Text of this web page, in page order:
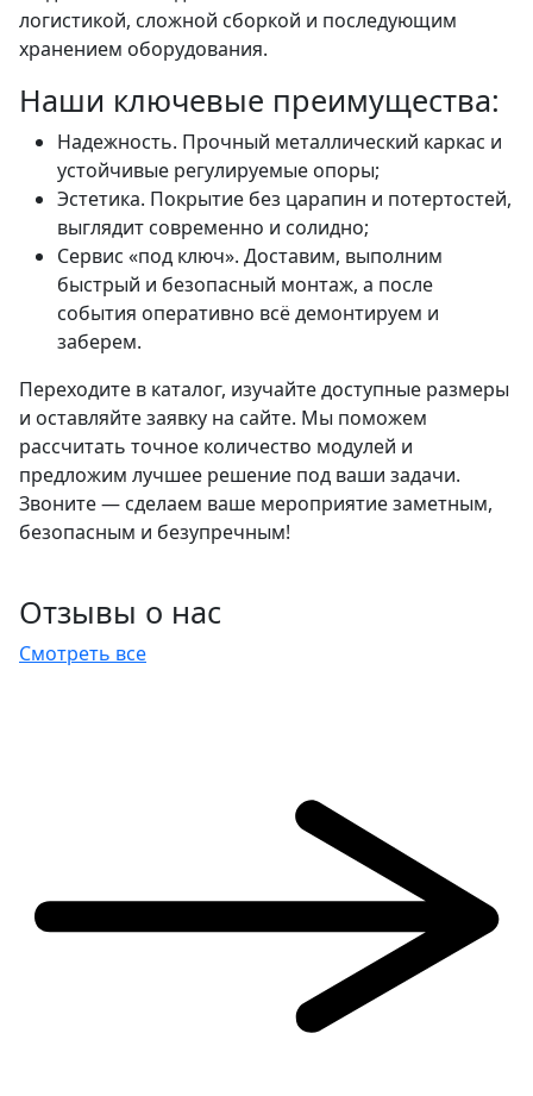
логистикой, сложной сборкой и последующим
хранением оборудования.
Наши ключевые преимущества:
Надежность. Прочный металлический каркас и
устойчивые регулируемые опоры;
Эстетика. Покрытие без царапин и потертостей,
выглядит современно и солидно;
Сервис «под ключ». Доставим, выполним
быстрый и безопасный монтаж, а после
события оперативно всё демонтируем и
заберем.
Переходите в каталог, изучайте доступные размеры
и оставляйте заявку на сайте. Мы поможем
рассчитать точное количество модулей и
предложим лучшее решение под ваши задачи.
Звоните — сделаем ваше мероприятие заметным,
безопасным и безупречным!
Отзывы о нас
Смотреть все